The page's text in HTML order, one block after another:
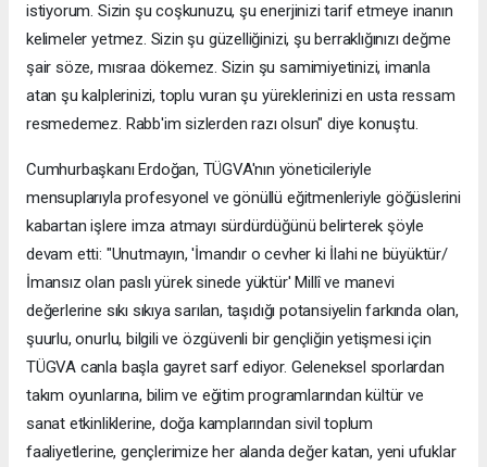
istiyorum. Sizin şu coşkunuzu, şu enerjinizi tarif etmeye inanın
kelimeler yetmez. Sizin şu güzelliğinizi, şu berraklığınızı değme
şair söze, mısraa dökemez. Sizin şu samimiyetinizi, imanla
atan şu kalplerinizi, toplu vuran şu yüreklerinizi en usta ressam
resmedemez. Rabb'im sizlerden razı olsun" diye konuştu.
Cumhurbaşkanı Erdoğan, TÜGVA'nın yöneticileriyle
mensuplarıyla profesyonel ve gönüllü eğitmenleriyle göğüslerini
kabartan işlere imza atmayı sürdürdüğünü belirterek şöyle
devam etti: "Unutmayın, 'İmandır o cevher ki İlahi ne büyüktür/
İmansız olan paslı yürek sinede yüktür' Millî ve manevi
değerlerine sıkı sıkıya sarılan, taşıdığı potansiyelin farkında olan,
şuurlu, onurlu, bilgili ve özgüvenli bir gençliğin yetişmesi için
TÜGVA canla başla gayret sarf ediyor. Geleneksel sporlardan
takım oyunlarına, bilim ve eğitim programlarından kültür ve
sanat etkinliklerine, doğa kamplarından sivil toplum
faaliyetlerine, gençlerimize her alanda değer katan, yeni ufuklar